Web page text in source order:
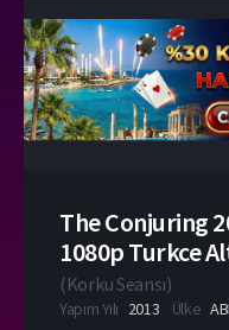
The Conjuring
1080p Turkce
(Korku Seansı)
Yapım Yılı 2013 Ülke